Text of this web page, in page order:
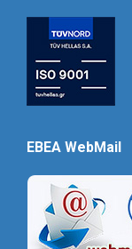
EBEA WebMail